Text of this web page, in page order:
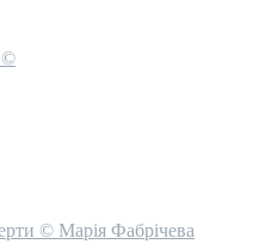
©
© Марія Фабрічева